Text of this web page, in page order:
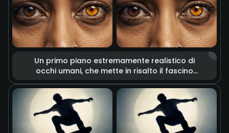
è opprimente e misteriosa, con luci cariche di
tensione che creano l'atmosfera di un thriller
fantascientifico.
Un primo piano estremamente realistico di
occhi umani, che mette in risalto il fascino
uno dorato). L'obiettivo cattura dettagli
minuziosi come la texture della pelle, i pori e il
tremolio delle ciglia. Insieme a cambiamenti
di luce drammatici, emozioni profonde e